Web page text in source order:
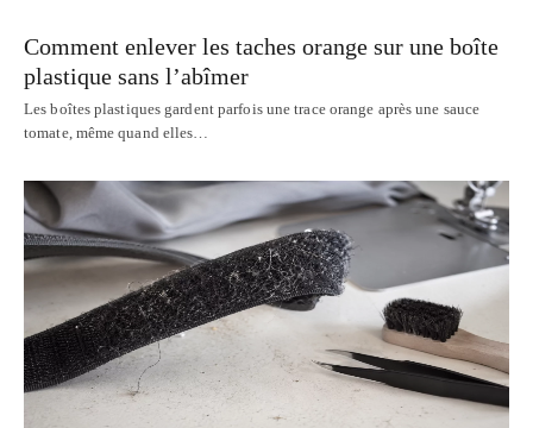
Comment enlever les taches orange sur une boîte
plastique sans l’abîmer
Les boîtes plastiques gardent parfois une trace orange après une sauce
tomate, même quand elles…